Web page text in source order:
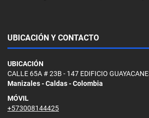
UBICACIÓN Y CONTACTO
UBICACIÓN
CALLE 65A # 23B - 147 EDIFICIO
Manizales - Caldas - Colombia
MÓVIL
+573008144425